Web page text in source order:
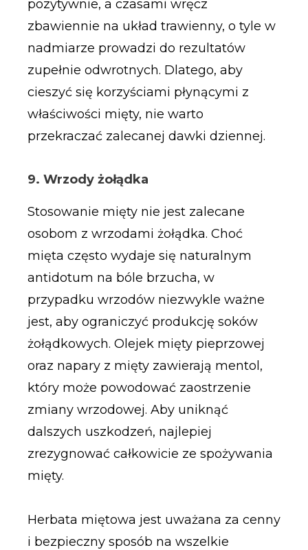
pozytywnie, a czasami wręcz
zbawiennie na układ trawienny, o tyle w
nadmiarze prowadzi do rezultatów
zupełnie odwrotnych. Dlatego, aby
cieszyć się korzyściami płynącymi z
właściwości mięty, nie warto
przekraczać zalecanej dawki dziennej.
9. Wrzody żołądka
Stosowanie mięty nie jest zalecane
osobom z wrzodami żołądka. Choć
mięta często wydaje się naturalnym
antidotum na bóle brzucha, w
przypadku wrzodów niezwykle ważne
jest, aby ograniczyć produkcję soków
żołądkowych. Olejek mięty pieprzowej
oraz napary z mięty zawierają mentol,
który może powodować zaostrzenie
zmiany wrzodowej. Aby uniknąć
dalszych uszkodzeń, najlepiej
zrezygnować całkowicie ze spożywania
mięty.
Herbata miętowa jest uważana za cenny
i bezpieczny sposób na wszelkie